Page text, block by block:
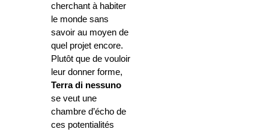
cherchant à habiter
le monde sans
savoir au moyen de
quel projet encore.
Plutôt que de vouloir
leur donner forme,
Terra di nessuno
se veut une
chambre d’écho de
ces potentialités